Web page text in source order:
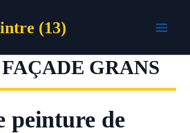
(13)
GRANS
peinture de